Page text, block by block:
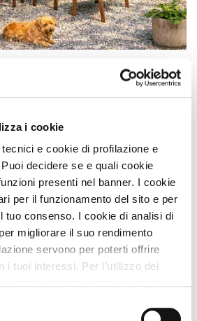
i cookie
e cookie di profilazione e
decidere se e quali cookie
presenti nel banner. I cookie
per il funzionamento del sito e per
tuo consenso. I cookie di analisi di
migliorare il suo rendimento
servono per poterti offrire
i tuoi interessi. Per l’utilizzo dei
installati solo i cookie tecnici.
(Brescia) Lombardia